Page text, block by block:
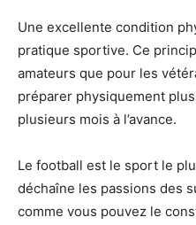
Une excellente condition
pratique sportive. Ce
amateurs que pour les
préparer physiquement
plusieurs mois à l’avance.
Le football est le sport le
déchaîne les passions des
comme vous pouvez le